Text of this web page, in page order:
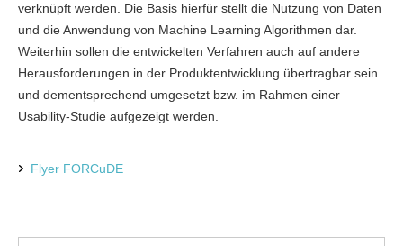
verknüpft werden. Die Basis hierfür stellt die Nutzung von Daten
und die Anwendung von Machine Learning Algorithmen dar.
Weiterhin sollen die entwickelten Verfahren auch auf andere
Herausforderungen in der Produktentwicklung übertragbar sein
und dementsprechend umgesetzt bzw. im Rahmen einer
Usability-Studie aufgezeigt werden.
Flyer FORCuDE